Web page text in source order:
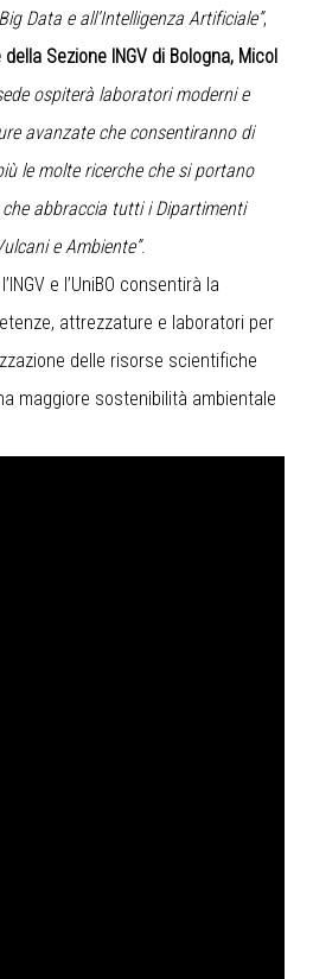
Data e all’Intelligenza Artificiale”,
Sezione INGV di Bologna, Micol
ospiterà laboratori moderni e
avanzate che consentiranno di
le molte ricerche che si portano
abbraccia tutti i Dipartimenti
e Ambiente”.
e l’UniBO consentirà la
attrezzature e laboratori per
delle risorse scientifiche
maggiore sostenibilità ambientale